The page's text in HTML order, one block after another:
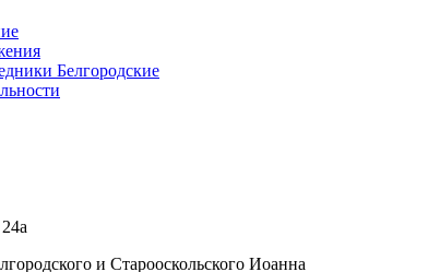
Белгородские
и Старооскольского Иоанна